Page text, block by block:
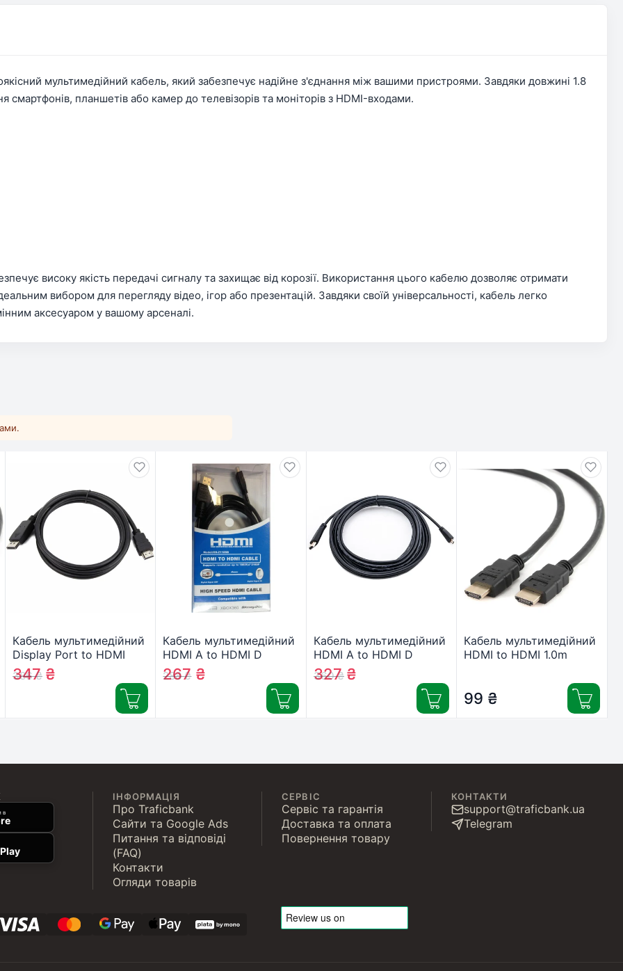
мультимедійний кабель, який забезпечує надійне з'єднання між вашими пристроями. Завдяки довжині 1.8
планшетів або камер до телевізорів та моніторів з HDMI-входами.
високу якість передачі сигналу та захищає від корозії. Використання цього кабелю дозволяє отримати
вибором для перегляду відео, ігор або презентацій. Завдяки своїй універсальності, кабель легко
аксесуаром у вашому арсеналі.
Кабель мультимедійний
Display Port to HDMI
1.8m Cablexpert (CC-DP-
HDMI-6)
386₴
347₴
Кабель мультимедійний
HDMI A to HDMI D
(micro), 3.0m Atcom
(15269)
288₴
267 ₴
Кабель мультимедійний
HDMI A to HDMI D
(micro), 5.0m PowerPlant
(KD00AS1245)
360₴
327₴
Кабель мультимедійний
HDMI to HDMI 1.0m
99 ₴
в
ІНФОРМАЦІЯ
Про Traficbank
Сайти та Google Ads
Питання та відповіді
(FAQ)
Контакти
Огляди товарів
СЕРВІС
Сервіс та гарантія
Доставка та оплата
Повернення товару
КОНТАКТИ
support@traficbank.ua
Telegram